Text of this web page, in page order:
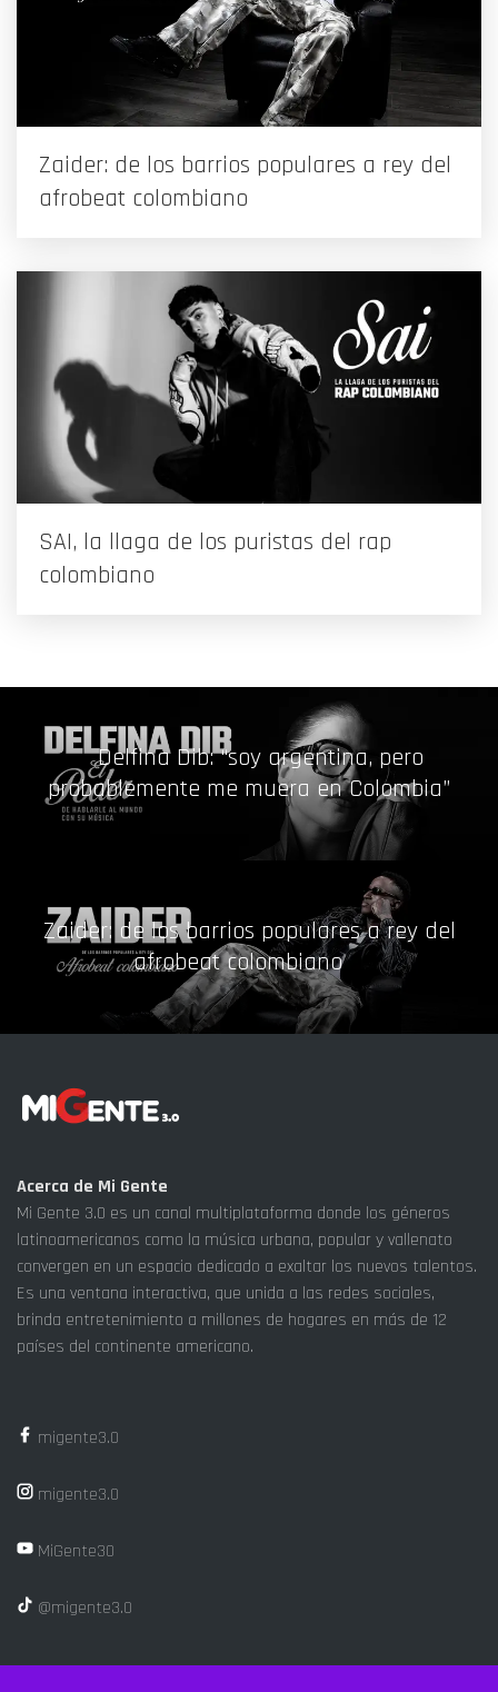
Zaider: de los barrios populares a rey del
afrobeat colombiano
SAI, la llaga de los puristas del rap
colombiano
Delfina Dib: “soy argentina, pero
probablemente me muera en Colombia”
Zaider: de los barrios populares a rey del
afrobeat colombiano
Acerca de Mi Gente
Mi Gente 3.0 es un canal multiplataforma donde los géneros
latinoamericanos como la música urbana, popular y vallenato
convergen en un espacio dedicado a exaltar los nuevos talentos.
Es una ventana interactiva, que unida a las redes sociales,
brinda entretenimiento a millones de hogares en más de 12
países del continente americano.
migente3.0
migente3.0
MiGente30
@migente3.0